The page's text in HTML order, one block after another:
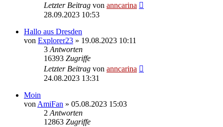
Letzter Beitrag von anncarina
28.09.2023 10:53
Hallo aus Dresden
von Explorer23 » 19.08.2023 10:11
3 Antworten
16393 Zugriffe
Letzter Beitrag von anncarina
24.08.2023 13:31
Moin
von AmiFan » 05.08.2023 15:03
2 Antworten
12863 Zugriffe